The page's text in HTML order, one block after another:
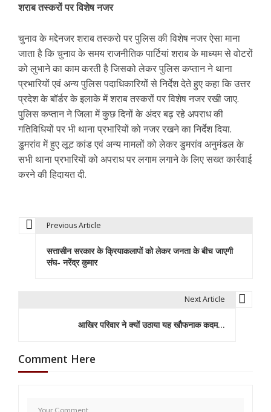
शराब तस्करों पर विशेष नजर
चुनाव के मद्देनजर शराब तस्करो पर पुलिस की विशेष नजर ऐसा माना
जाता है कि चुनाव के समय राजनीतिक पार्टियां शराब के माध्यम से वोटरों
को लुभाने का काम करती है जिसको लेकर पुलिस कप्तान ने थाना
प्रभारियों एवं अन्य पुलिस पदाधिकारियों से निर्देश देते हुए कहा कि उत्तर
प्रदेश के बॉर्डर के इलाके में शराब तस्करों पर विशेष नजर रखी जाए.
पुलिस कप्तान ने जिला में कुछ दिनों के अंदर बढ़ रहे अपराध की
गतिविधियों पर भी थाना प्रभारियों को नजर रखने का निर्देश दिया.
डुमरांव में हुए लूट कांड एवं अन्य मामलों को लेकर डुमरांव अनुमंडल के
सभी थाना प्रभारियों को अपराध पर लगाम लगाने के लिए सख्त कार्रवाई
करने की हिदायत दी.
v
Previous Article
सत्तासीन सरकार के क्रियाकलापों को लेकर जनता के बीच जाएगी
संघ- नरेंद्र कुमार
Next Article
आखिर परिवार ने क्यों उठाया यह खौफनाक कदम…
Comment Here